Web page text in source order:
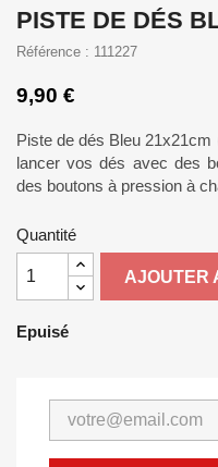
PISTE DE DÉS
Référence : 111227
9,90 €
Piste de dés Bleu
lancer vos dés avec des
des boutons à pression à
Quantité
AJOUTER
Epuisé